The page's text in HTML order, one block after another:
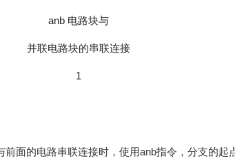
anb 电路块与
并联电路块的串联连接
1
前面的电路串联连接时，使用anb指令，分支的起